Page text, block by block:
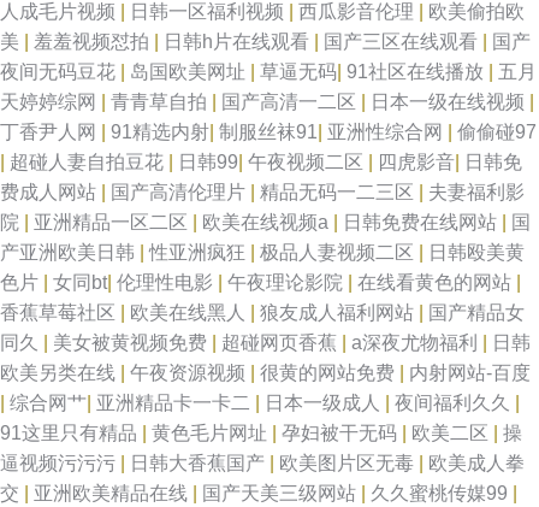
人成毛片视频
日韩一区福利视频 西瓜影音伦理
欧美偷拍欧
美
羞羞视频怼拍 日韩h片在线观看 国产三区在线观看
国产
夜间无码豆花
岛国欧美网址 草逼无码 91社区在线播放
五月
天婷婷综网
青青草自拍 国产高清一二区 日本一级在线视频
丁香尹人网
91精选内射 制服丝袜91 亚洲性综合网
偷偷碰97
超碰人妻自拍豆花 日韩99 午夜视频二区 四虎影音
日韩免
费成人网站
国产高清伦理片 精品无码一二三区
夫妻福利影
院
亚洲精品一区二区 欧美在线视频a 日韩免费在线网站
国
产亚洲欧美日韩
|性亚洲疯狂 极品人妻视频二区
日韩殴美黄
色片
女同bt| 伦理性电影 午夜理论影院 在线看黄色的网站
香蕉草莓社区
欧美在线黑人 狼友成人福利网站
国产精品女
同久
美女被黄视频免费 超碰网页香蕉 a深夜尤物福利
日韩
欧美另类在线
午夜资源视频 很黄的网站免费
内射网站-百度
综合网艹 亚洲精品卡一卡二 日本一级成人 夜间福利久久
91这里只有精品
黄色毛片网址 孕妇被干无码 欧美二区
操
逼视频污污污
日韩大香蕉国产 欧美图片区无毒
欧美成人拳
交
亚洲欧美精品在线 国产天美三级网站 久久蜜桃传媒99